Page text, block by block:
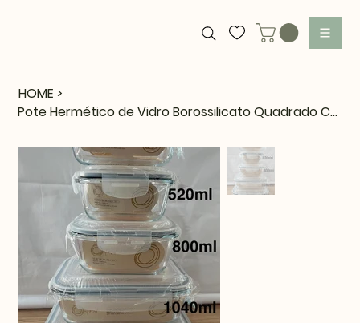
HOME >
Pote Hermético de Vidro Borossilicato Quadrado Chia 1,520ML Oxfor